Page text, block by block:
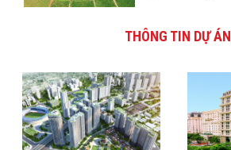
THÔNG TIN DỰ ÁN